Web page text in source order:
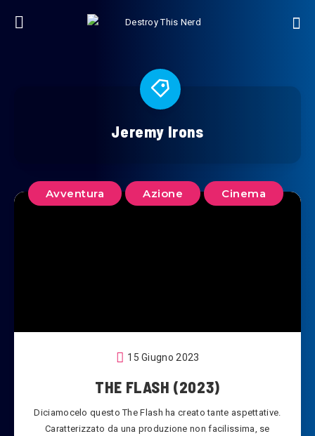
Jeremy Irons
Avventura Azione Cinema
15 Giugno 2023
THE FLASH (2023)
Diciamocelo questo The Flash ha creato tante aspettative.
Caratterizzato da una produzione non facilissima, se